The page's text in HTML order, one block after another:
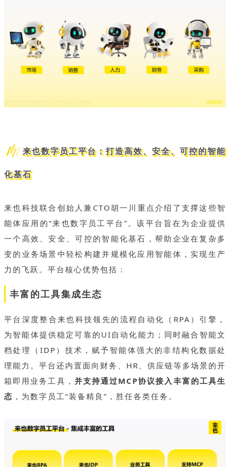
来也数字员工平台：打造高效、安全、可控的智能
化基石
来也科技联合创始人兼CTO胡一川重点介绍了支撑这些智
能体应用的“来也数字员工平台”。该平台旨在为企业提供
一个高效、安全、可控的智能化基石，帮助企业在复杂多
变的业务场景中轻松构建并规模化应用智能体，实现生产
力的飞跃。平台核心优势包括：
丰富的工具集成生态
平台深度整合来也科技领先的流程自动化（RPA）引擎，
为智能体提供稳定可靠的UI自动化能力；同时融合智能文
档处理（IDP）技术，赋予智能体强大的非结构化数据处
理能力。平台还内置面向财务、HR、供应链等多场景的开
箱即用业务工具， 并支持通过MCP协议接入丰富的工具生
态 ，为数字员工“装备精良”，胜任各类任务。